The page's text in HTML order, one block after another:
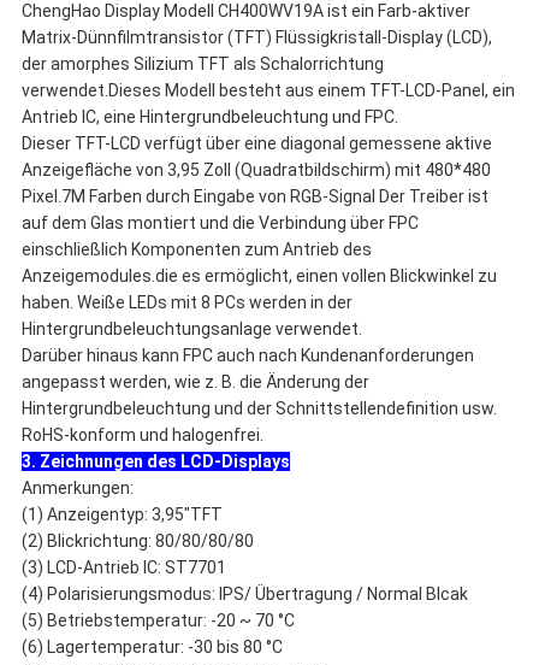
ChengHao Display Modell CH400WV19A ist ein Farb-aktiver
Matrix-Dünnfilmtransistor (TFT) Flüssigkristall-Display (LCD),
der amorphes Silizium TFT als Schalorrichtung
verwendet.Dieses Modell besteht aus einem TFT-LCD-Panel, ein
Antrieb IC, eine Hintergrundbeleuchtung und FPC.
Dieser TFT-LCD verfügt über eine diagonal gemessene aktive
Anzeigefläche von 3,95 Zoll (Quadratbildschirm) mit 480*480
Pixel.7M Farben durch Eingabe von RGB-Signal Der Treiber ist
auf dem Glas montiert und die Verbindung über FPC
einschließlich Komponenten zum Antrieb des
Anzeigemodules.die es ermöglicht, einen vollen Blickwinkel zu
haben. Weiße LEDs mit 8 PCs werden in der
Hintergrundbeleuchtungsanlage verwendet.
Darüber hinaus kann FPC auch nach Kundenanforderungen
angepasst werden, wie z. B. die Änderung der
Hintergrundbeleuchtung und der Schnittstellendefinition usw.
RoHS-konform und halogenfrei.
3. Zeichnungen des LCD-Displays
Anmerkungen:
(1) Anzeigentyp: 3,95"TFT
(2) Blickrichtung: 80/80/80/80
(3) LCD-Antrieb IC: ST7701
(4) Polarisierungsmodus: IPS/ Übertragung / Normal Blcak
(5) Betriebstemperatur: -20 ~ 70 °C
(6) Lagertemperatur: -30 bis 80 °C